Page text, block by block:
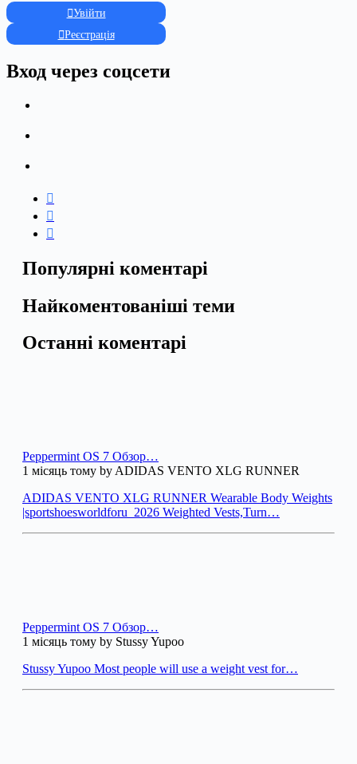
Увійти
Реєстрація
Вход через соцсети
Популярні коментарі
Найкоментованіші теми
Останні коментарі
Peppermint OS 7 Обзор…
1 місяць тому by ADIDAS VENTO XLG RUNNER
ADIDAS VENTO XLG RUNNER Wearable Body Weights
|sportshoesworldforu_2026 Weighted Vests,Turn…
Peppermint OS 7 Обзор…
1 місяць тому by Stussy Yupoo
Stussy Yupoo Most people will use a weight vest for…